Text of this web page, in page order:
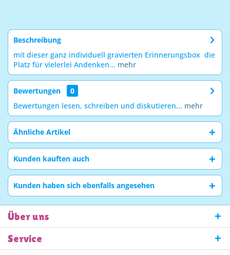
Beschreibung
mit dieser ganz individuell gravierten Erinnerungsbox die
Platz für vielerlei Andenken... mehr
Bewertungen
0
Bewertungen lesen, schreiben und diskutieren... mehr
Ähnliche Artikel
Kunden kauften auch
Kunden haben sich ebenfalls angesehen
Über uns
Service